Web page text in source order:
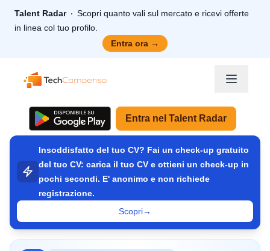
Talent Radar
Scopri quanto vali sul mercato e ricevi offerte
in linea col tuo profilo.
Entra ora →
TechCompenso
Entra nel Talent Radar
Insoddisfatto del tuo CV? Fai un check-up gratuito
del tuo CV: carica il tuo CV e ottieni un check-up in
pochi secondi. E' anonimo e non richiede
registrazione.
Scopri→